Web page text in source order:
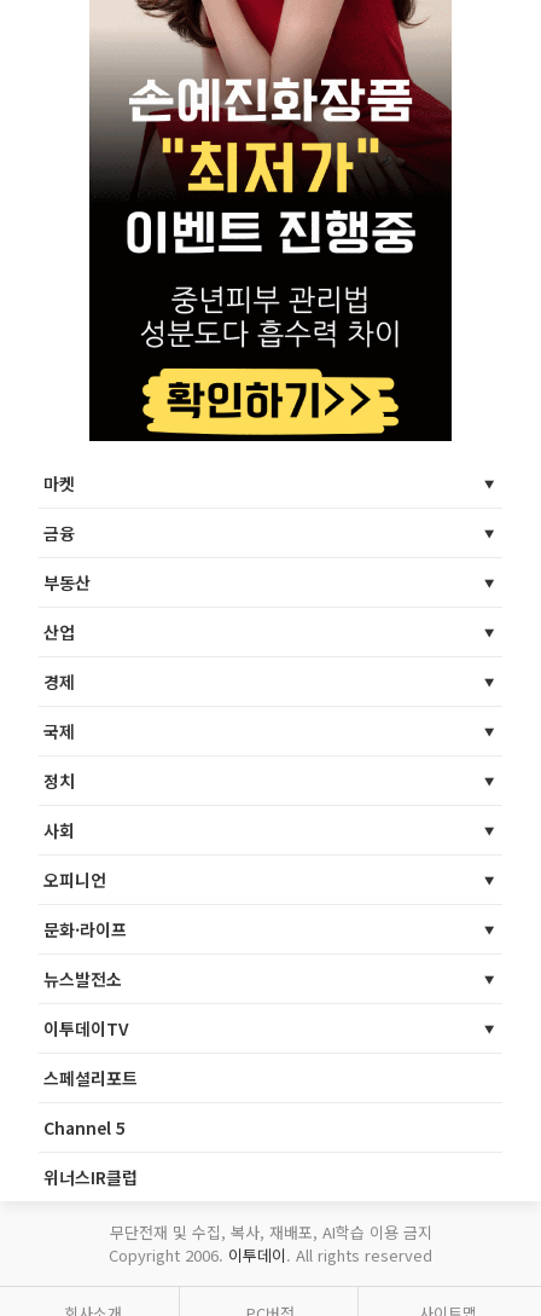
마켓
금융
부동산
산업
경제
국제
정치
사회
오피니언
문화·라이프
뉴스발전소
이투데이TV
스페셜리포트
Channel 5
위너스IR클럽
무단전재 및 수집, 복사, 재배포, AI학습 이용 금지
Copyright 2006. 이투데이. All rights reserved